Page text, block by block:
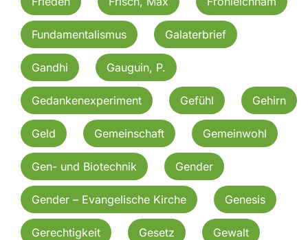
Fundamentalismus Galaterbrief
Gandhi Gauguin, P.
Gedankenexperiment Gefühl Gehirn
Geld Gemeinschaft Gemeinwohl
Gen- und Biotechnik Gender
Gender – Evangelische Kirche Genesis
Gerechtigkeit Gesetz Gewalt